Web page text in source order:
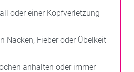
oder einer Kopfverletzung
Nacken, Fieber oder Übelkeit
anhalten oder immer